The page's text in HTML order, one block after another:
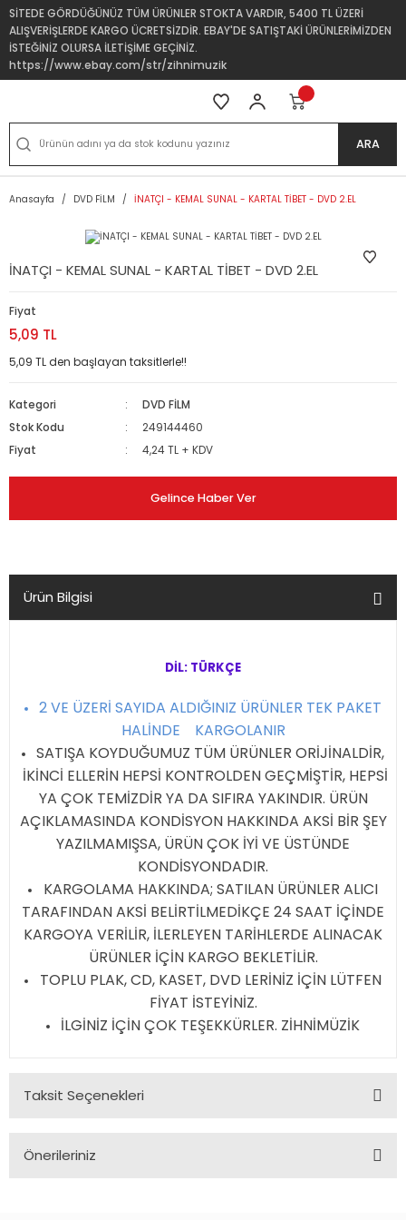
SİTEDE GÖRDÜĞÜNÜZ TÜM ÜRÜNLER STOKTA VARDIR, 5400 TL ÜZERİ
ALIŞVERİŞLERDE KARGO ÜCRETSİZDİR. EBAY'DE SATIŞTAKİ ÜRÜNLERİMİZDEN
İSTEĞİNİZ OLURSA İLETİŞİME GEÇİNİZ.
https://www.ebay.com/str/zihnimuzik
ARA
Anasayfa DVD FİLM İNATÇI - KEMAL SUNAL - KARTAL TİBET - DVD 2.EL
İNATÇI - KEMAL SUNAL - KARTAL TİBET - DVD 2.EL
Fiyat
5,09 TL
5,09 TL den başlayan taksitlerle!!
Kategori
DVD FİLM
Stok Kodu
249144460
Fiyat
4,24 TL + KDV
Gelince Haber Ver
Ürün Bilgisi
DİL: TÜRKÇE
2 VE ÜZERİ SAYIDA ALDIĞINIZ ÜRÜNLER TEK PAKET
HALİNDE KARGOLANIR
SATIŞA KOYDUĞUMUZ TÜM ÜRÜNLER ORİJİNALDİR,
İKİNCİ ELLERİN HEPSİ KONTROLDEN GEÇMİŞTİR, HEPSİ
YA ÇOK TEMİZDİR YA DA SIFIRA YAKINDIR. ÜRÜN
AÇIKLAMASINDA KONDİSYON HAKKINDA AKSİ BİR ŞEY
YAZILMAMIŞSA, ÜRÜN ÇOK İYİ VE ÜSTÜNDE
KONDİSYONDADIR.
KARGOLAMA HAKKINDA; SATILAN ÜRÜNLER ALICI
TARAFINDAN AKSİ BELİRTİLMEDİKÇE 24 SAAT İÇİNDE
KARGOYA VERİLİR, İLERLEYEN TARİHLERDE ALINACAK
ÜRÜNLER İÇİN KARGO BEKLETİLİR.
TOPLU PLAK, CD, KASET, DVD LERİNİZ İÇİN LÜTFEN
FİYAT İSTEYİNİZ.
İLGİNİZ İÇİN ÇOK TEŞEKKÜRLER. ZİHNİMÜZİK
Taksit Seçenekleri
Önerileriniz